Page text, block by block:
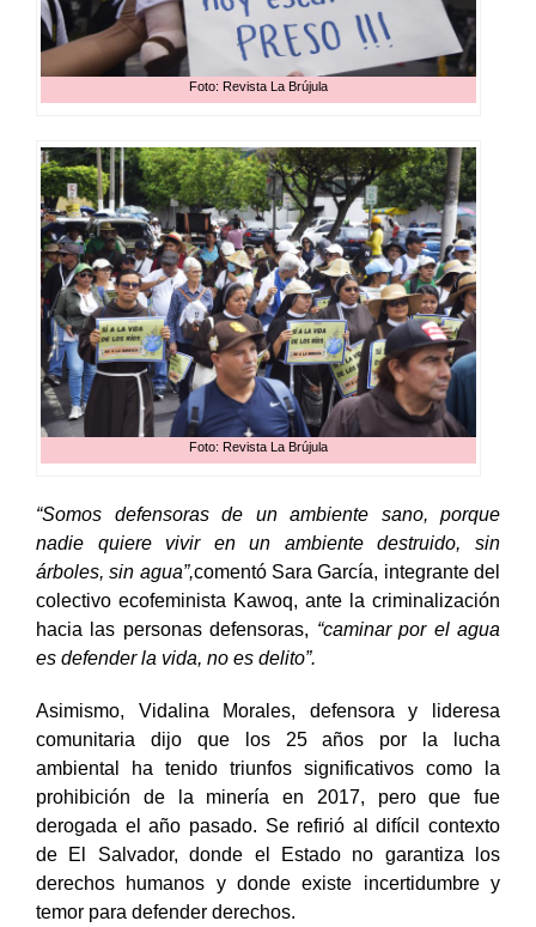
Foto: Revista La Brújula
Foto: Revista La Brújula
“Somos defensoras de un ambiente sano, porque
nadie quiere vivir en un ambiente destruido, sin
árboles, sin agua”,comentó Sara García, integrante del
colectivo ecofeminista Kawoq, ante la criminalización
hacia las personas defensoras, “caminar por el agua
es defender la vida, no es delito”.
Asimismo, Vidalina Morales, defensora y lideresa
comunitaria dijo que los 25 años por la lucha
ambiental ha tenido triunfos significativos como la
prohibición de la minería en 2017, pero que fue
derogada el año pasado. Se refirió al difícil contexto
de El Salvador, donde el Estado no garantiza los
derechos humanos y donde existe incertidumbre y
temor para defender derechos.